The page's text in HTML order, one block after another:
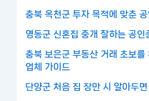
충북 옥천군 투자 목적에 맞춘
영동군 신혼집 중개 잘하는 공인
충북 보은군 부동산 거래 초보
업체 가이드
단양군 처음 집 장만 시 알아두